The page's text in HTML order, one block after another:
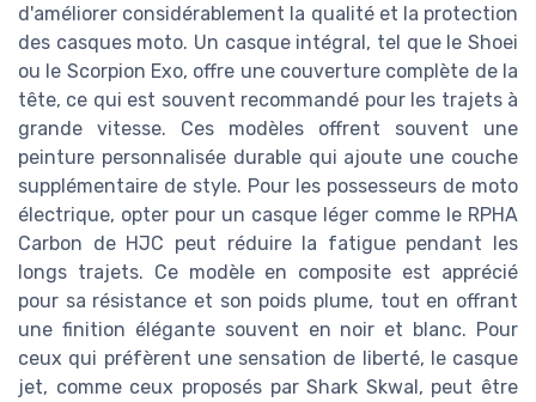
d'améliorer considérablement la qualité et la protection
des casques moto. Un casque intégral, tel que le Shoei
ou le Scorpion Exo, offre une couverture complète de la
tête, ce qui est souvent recommandé pour les trajets à
grande vitesse. Ces modèles offrent souvent une
peinture personnalisée durable qui ajoute une couche
supplémentaire de style. Pour les possesseurs de moto
électrique, opter pour un casque léger comme le RPHA
Carbon de HJC peut réduire la fatigue pendant les
longs trajets. Ce modèle en composite est apprécié
pour sa résistance et son poids plume, tout en offrant
une finition élégante souvent en noir et blanc. Pour
ceux qui préfèrent une sensation de liberté, le casque
jet, comme ceux proposés par Shark Skwal, peut être